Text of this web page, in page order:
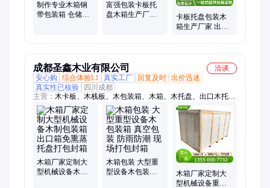
制作专业木箱钢
带包装箱 仓储周
富强包装卡板托
盘木箱生产厂家
卡板托盘包装木
箱生产厂家 出口
成都圣鑫木业有限公司
洽谈
安心购
综合体验L1 真实工厂 回复及时 出价迅速
真实性已核验
四川成都
主营： 木卡板、木栈板、木包装箱、木箱、木托盘、出口木托
盘、出口木箱、木箱定制、重型设备木箱、大型设备木箱包装、
免熏蒸托盘、熏蒸实木托盘、木箱制作、包装木箱、木箱包装、
防雨防潮木箱、真空木箱、实木托盘、木箱加工、木托盘加工、
木箱打包、包装箱、钢边箱、胶合板卡板、防潮板
木箱厂家定制大
型机械设备木制
木箱包装 大型重
型设备木包装箱
木箱厂家定制大
型机械设备重型